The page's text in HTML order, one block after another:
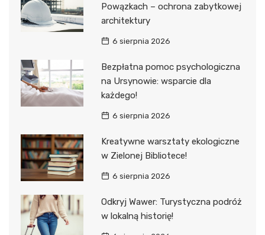
Powązkach – ochrona zabytkowej
architektury
6 sierpnia 2026
Bezpłatna pomoc psychologiczna
na Ursynowie: wsparcie dla
każdego!
6 sierpnia 2026
Kreatywne warsztaty ekologiczne
w Zielonej Bibliotece!
6 sierpnia 2026
Odkryj Wawer: Turystyczna podróż
w lokalną historię!